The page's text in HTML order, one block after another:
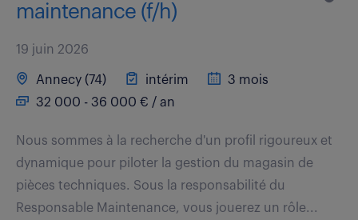
maintenance (f/h)
19 juin 2026
Annecy (74) intérim
3 mois
32 000 - 36 000 € / an
Nous sommes à la recherche d'un profil rigoureux et
dynamique pour piloter la gestion du magasin de
pièces techniques. Sous la responsabilité du
Responsable Maintenance, vous jouerez un rôle...